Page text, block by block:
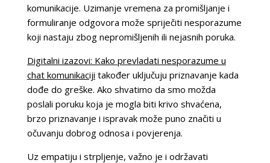
komunikacije. Uzimanje vremena za promišljanje i
formuliranje odgovora može spriječiti nesporazume
koji nastaju zbog nepromišljenih ili nejasnih poruka.
Digitalni izazovi: Kako prevladati nesporazume u
chat komunikaciji također uključuju priznavanje kada
dođe do greške. Ako shvatimo da smo možda
poslali poruku koja je mogla biti krivo shvaćena,
brzo priznavanje i ispravak može puno značiti u
očuvanju dobrog odnosa i povjerenja.
Uz empatiju i strpljenje, važno je i održavati